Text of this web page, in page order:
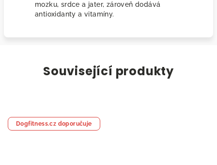
mozku, srdce a jater, zároveň dodává
antioxidanty a vitamíny.
Související produkty
Dogfitness.cz doporučuje